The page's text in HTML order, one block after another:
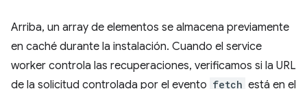
Arriba, un array de elementos se almacena previamente
en caché durante la instalación. Cuando el service
worker controla las recuperaciones, verificamos si la URL
de la solicitud controlada por el evento fetch está en el